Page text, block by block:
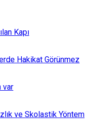
Kapı
Hakikat Görünmez
var
ve Skolastik Yöntem